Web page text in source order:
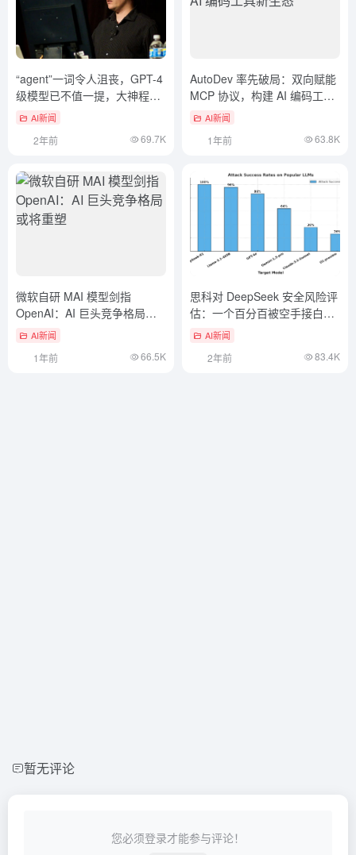
“agent”一词令人沮丧，GPT-4
级模型已不值一提，大神程序
员盘点「大模型的2024」
AI新闻
2年前 69.7K
AutoDev 率先破局：双向赋能
MCP 协议，构建 AI 编码工具
新生态
AI新闻
1年前 63.8K
微软自研 MAI 模型剑指
OpenAI：AI 巨头竞争格局或
将重塑
AI新闻
1年前 66.5K
思科对 DeepSeek 安全风险评
估：一个百分百被空手接白刃
的模型...
AI新闻
2年前 83.4K
暂无评论
您必须登录才能参与评论！